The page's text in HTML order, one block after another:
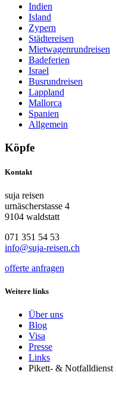
Indien
Island
Zypern
Städtereisen
Mietwagenrundreisen
Badeferien
Israel
Busrundreisen
Lappland
Mallorca
Spanien
Allgemein
Köpfe
Kontakt
suja reisen
urnäscherstasse 4
9104 waldstatt
071 351 54 53
info@suja-reisen.ch
offerte anfragen
Weitere links
Über uns
Blog
Visa
Presse
Links
Pikett- & Notfalldienst